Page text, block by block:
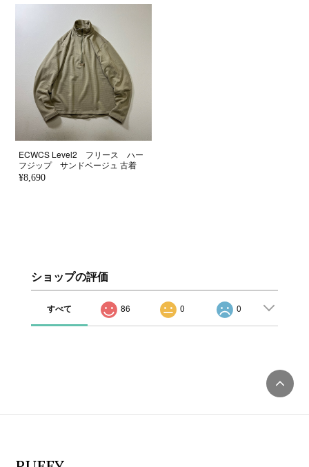
ECWCS Level2 フリース ハー
フジップ サンドベージュ 古着
¥8,690
ショップの評価
すべて 86 0 0